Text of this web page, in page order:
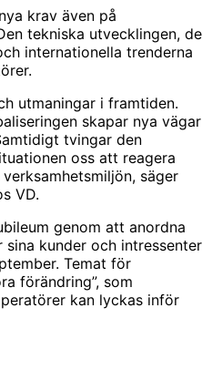
krav även på
tekniska utvecklingen, de
internationella trenderna
utmaningar i framtiden.
skapar nya vägar
tvingar den
oss att reagera
säger
VD.
genom att anordna
kunder och intressenter
Temat för
förändring”, som
kan lyckas inför